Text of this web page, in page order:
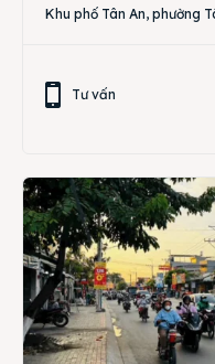
Khu phố Tân An, phường
Tư vấn